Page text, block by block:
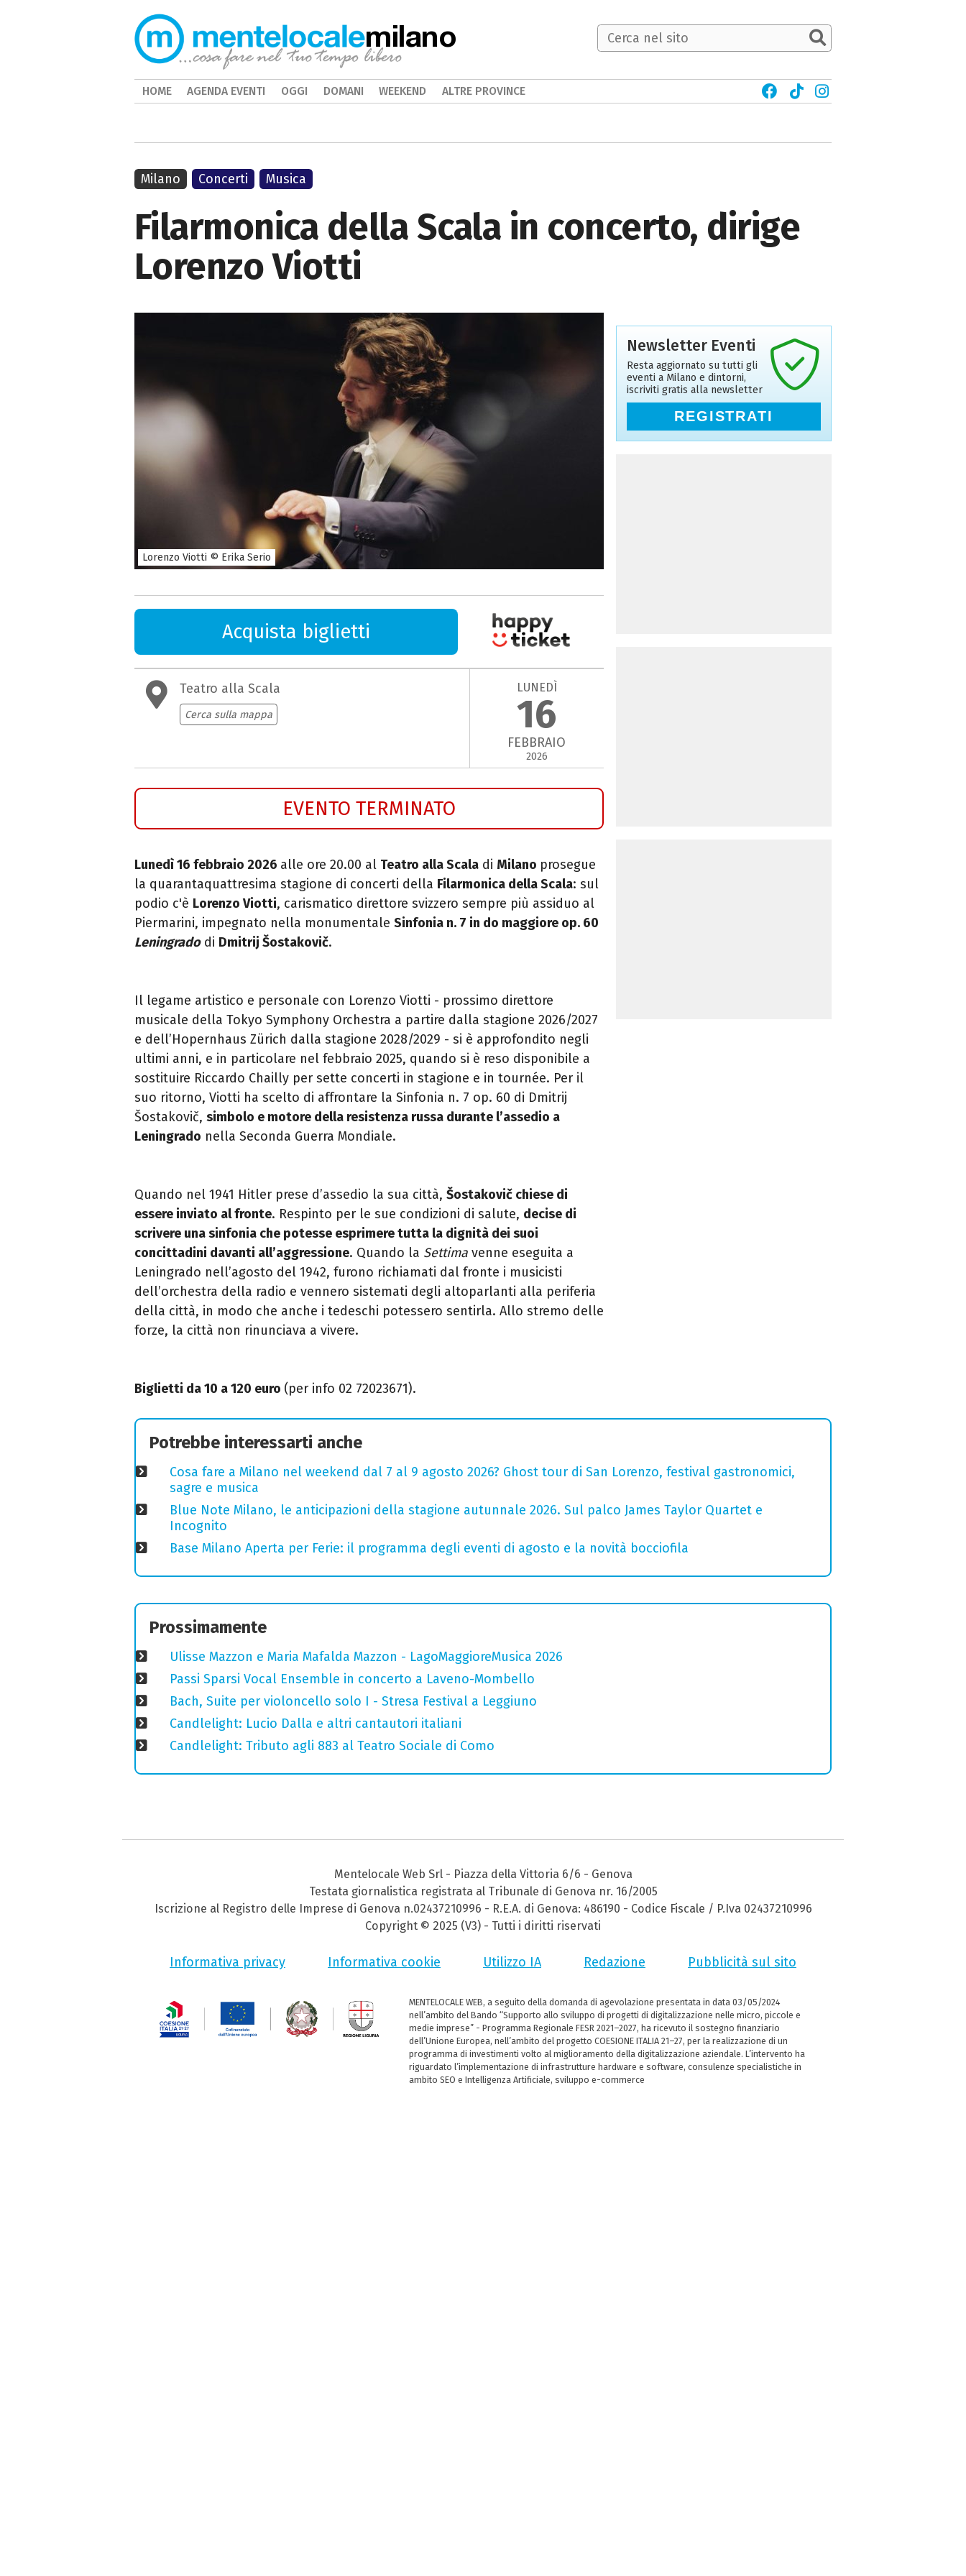
Filarmonica della Scala in concerto, dirige
Lorenzo Viotti
Lorenzo Viotti © Erika Serio
Acquista biglietti
Teatro alla Scala
Cerca sulla mappa
LUNEDÌ
16
FEBBRAIO
2026
EVENTO TERMINATO
Lunedì 16 febbraio 2026 alle ore 20.00 al Teatro alla Scala di Milano prosegue
la quarantaquattresima stagione di concerti della Filarmonica della Scala: sul
podio c'è Lorenzo Viotti, carismatico direttore svizzero sempre più assiduo al
Piermarini, impegnato nella monumentale Sinfonia n. 7 in do maggiore op. 60
Leningrado di Dmitrij Šostakovič.
Il legame artistico e personale con Lorenzo Viotti - prossimo direttore
musicale della Tokyo Symphony Orchestra a partire dalla stagione 2026/2027
e dell’Hopernhaus Zürich dalla stagione 2028/2029 - si è approfondito negli
ultimi anni, e in particolare nel febbraio 2025, quando si è reso disponibile a
sostituire Riccardo Chailly per sette concerti in stagione e in tournée. Per il
suo ritorno, Viotti ha scelto di affrontare la Sinfonia n. 7 op. 60 di Dmitrij
Šostakovič, simbolo e motore della resistenza russa durante l’assedio a
Leningrado nella Seconda Guerra Mondiale.
Quando nel 1941 Hitler prese d’assedio la sua città, Šostakovič chiese di
essere inviato al fronte. Respinto per le sue condizioni di salute, decise di
scrivere una sinfonia che potesse esprimere tutta la dignità dei suoi
concittadini davanti all’aggressione. Quando la Settima venne eseguita a
Leningrado nell’agosto del 1942, furono richiamati dal fronte i musicisti
dell’orchestra della radio e vennero sistemati degli altoparlanti alla periferia
della città, in modo che anche i tedeschi potessero sentirla. Allo stremo delle
forze, la città non rinunciava a vivere.
Biglietti da 10 a 120 euro (per info 02 72023671).
Milano Concerti Musica
Newsletter Eventi
Resta aggiornato su tutti gli
eventi a Milano e dintorni,
iscriviti gratis alla newsletter
REGISTRATI
Potrebbe interessarti anche
Cosa fare a Milano nel weekend dal 7 al 9 agosto 2026? Ghost tour di San Lorenzo, festival gastronomici,
sagre e musica
Blue Note Milano, le anticipazioni della stagione autunnale 2026. Sul palco James Taylor Quartet e
Incognito
Base Milano Aperta per Ferie: il programma degli eventi di agosto e la novità bocciofila
Prossimamente
Ulisse Mazzon e Maria Mafalda Mazzon - LagoMaggioreMusica 2026
Passi Sparsi Vocal Ensemble in concerto a Laveno-Mombello
Bach, Suite per violoncello solo I - Stresa Festival a Leggiuno
Candlelight: Lucio Dalla e altri cantautori italiani
Candlelight: Tributo agli 883 al Teatro Sociale di Como
milano
HOME AGENDA EVENTI OGGI DOMANI WEEKEND ALTRE PROVINCE
Mentelocale Web Srl - Piazza della Vittoria 6/6 - Genova
Testata giornalistica registrata al Tribunale di Genova nr. 16/2005
Iscrizione al Registro delle Imprese di Genova n.02437210996 - R.E.A. di Genova: 486190 - Codice Fiscale / P.Iva 02437210996
Copyright © 2025 (V3) - Tutti i diritti riservati
Informativa privacy Informativa cookie Utilizzo IA Redazione Pubblicità sul sito
MENTELOCALE WEB, a seguito della domanda di agevolazione presentata in data 03/05/2024
nell’ambito del Bando “Supporto allo sviluppo di progetti di digitalizzazione nelle micro, piccole e
medie imprese” - Programma Regionale FESR 2021–2027, ha ricevuto il sostegno finanziario
dell’Unione Europea, nell’ambito del progetto COESIONE ITALIA 21–27, per la realizzazione di un
programma di investimenti volto al miglioramento della digitalizzazione aziendale. L’intervento ha
riguardato l’implementazione di infrastrutture hardware e software, consulenze specialistiche in
ambito SEO e Intelligenza Artificiale, sviluppo e-commerce